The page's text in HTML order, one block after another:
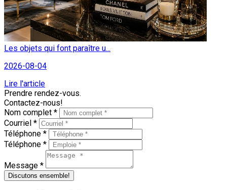
Les objets qui font paraître u...
2026-08-04
Lire l'article
Prendre rendez-vous.
Contactez-nous!
Nom complet *
Courriel *
Téléphone *
Téléphone *
Message *
Discutons ensemble!